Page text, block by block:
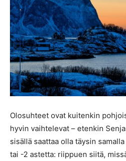
Olosuhteet ovat kuitenkin
hyvin vaihtelevat – etenkin
sisällä saattaa olla täysin
tai -2 astetta: riippuen siitä,